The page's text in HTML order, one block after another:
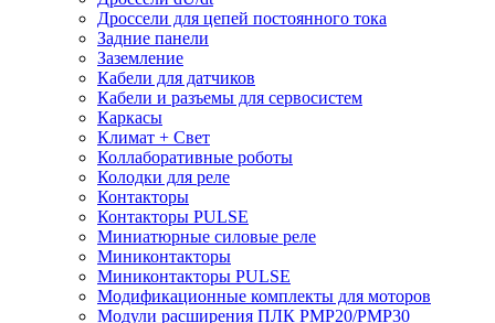
Дроссели для цепей постоянного тока
Задние панели
Заземление
Кабели для датчиков
Кабели и разъемы для сервосистем
Каркасы
Климат + Свет
Коллаборативные роботы
Колодки для реле
Контакторы
Контакторы PULSE
Миниатюрные силовые реле
Миниконтакторы
Миниконтакторы PULSE
Модификационные комплекты для моторов
Модули расширения ПЛК PMP20/PMP30